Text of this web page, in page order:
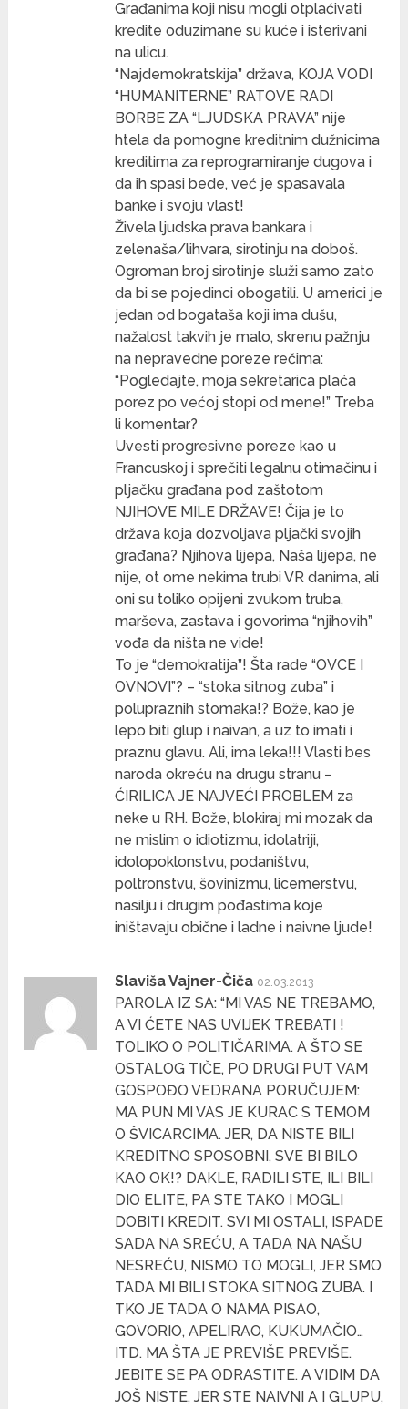
Građanima koji nisu mogli otplaćivati
kredite oduzimane su kuće i isterivani
na ulicu.
“Najdemokratskija” država, KOJA VODI
“HUMANITERNE” RATOVE RADI
BORBE ZA “LJUDSKA PRAVA” nije
htela da pomogne kreditnim dužnicima
kreditima za reprogramiranje dugova i
da ih spasi bede, već je spasavala
banke i svoju vlast!
Živela ljudska prava bankara i
zelenaša/lihvara, sirotinju na doboš.
Ogroman broj sirotinje služi samo zato
da bi se pojedinci obogatili. U americi je
jedan od bogataša koji ima dušu,
nažalost takvih je malo, skrenu pažnju
na nepravedne poreze rečima:
“Pogledajte, moja sekretarica plaća
porez po većoj stopi od mene!” Treba
li komentar?
Uvesti progresivne poreze kao u
Francuskoj i sprečiti legalnu otimačinu i
pljačku građana pod zaštotom
NJIHOVE MILE DRŽAVE! Čija je to
država koja dozvoljava pljački svojih
građana? Njihova lijepa, Naša lijepa, ne
nije, ot ome nekima trubi VR danima, ali
oni su toliko opijeni zvukom truba,
marševa, zastava i govorima “njihovih”
vođa da ništa ne vide!
To je “demokratija”! Šta rade “OVCE I
OVNOVI”? – “stoka sitnog zuba” i
polupraznih stomaka!? Bože, kao je
lepo biti glup i naivan, a uz to imati i
praznu glavu. Ali, ima leka!!! Vlasti bes
naroda okreću na drugu stranu –
ĆIRILICA JE NAJVEĆI PROBLEM za
neke u RH. Bože, blokiraj mi mozak da
ne mislim o idiotizmu, idolatriji,
idolopoklonstvu, podaništvu,
poltronstvu, šovinizmu, licemerstvu,
nasilju i drugim pođastima koje
iništavaju obične i ladne i naivne ljude!
Slaviša Vajner-Čiča 02.03.2013
PAROLA IZ SA: “MI VAS NE TREBAMO,
A VI ĆETE NAS UVIJEK TREBATI !
TOLIKO O POLITIČARIMA. A ŠTO SE
OSTALOG TIČE, PO DRUGI PUT VAM
GOSPOĐO VEDRANA PORUČUJEM:
MA PUN MI VAS JE KURAC S TEMOM
O ŠVICARCIMA. JER, DA NISTE BILI
KREDITNO SPOSOBNI, SVE BI BILO
KAO OK!? DAKLE, RADILI STE, ILI BILI
DIO ELITE, PA STE TAKO I MOGLI
DOBITI KREDIT. SVI MI OSTALI, ISPADE
SADA NA SREĆU, A TADA NA NAŠU
NESREĆU, NISMO TO MOGLI, JER SMO
TADA MI BILI STOKA SITNOG ZUBA. I
TKO JE TADA O NAMA PISAO,
GOVORIO, APELIRAO, KUKUMAČIO…
ITD. MA ŠTA JE PREVIŠE PREVIŠE.
JEBITE SE PA ODRASTITE. A VIDIM DA
JOŠ NISTE, JER STE NAIVNI A I GLUPU,